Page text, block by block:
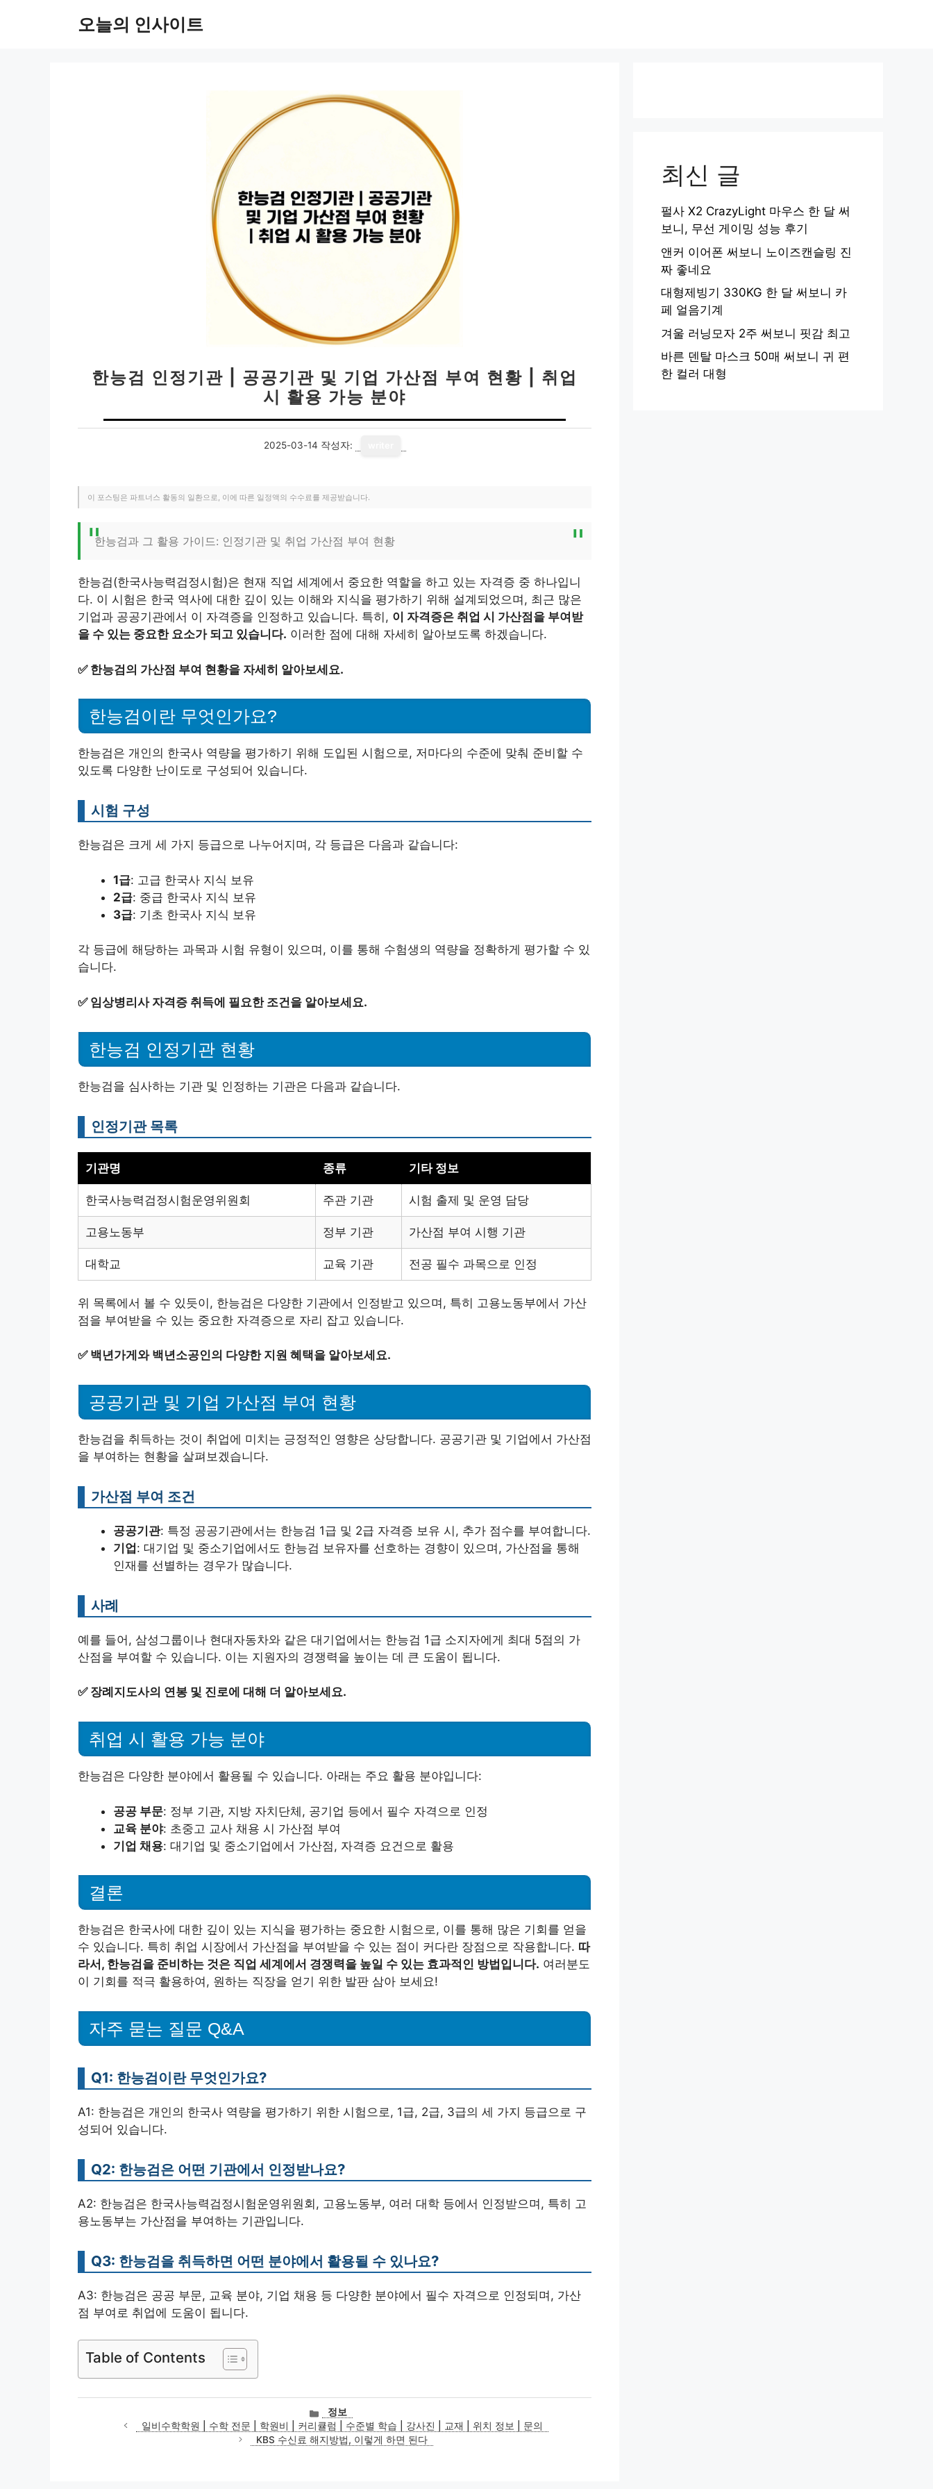
오늘의 인사이트
한능검 인정기관 | 공공기관 및 기업 가산점 부여 현황 | 취업
시 활용 가능 분야
2025-03-14 작성자:
이 포스팅은 파트너스 활동의 일환으로, 이에 따른 일정액의 수수료를 제공받습니다.
한능검과 그 활용 가이드: 인정기관 및 취업 가산점 부여 현황
한능검(한국사능력검정시험)은 현재 직업 세계에서 중요한 역할을 하고 있는 자격증 중 하나입니
다. 이 시험은 한국 역사에 대한 깊이 있는 이해와 지식을 평가하기 위해 설계되었으며, 최근 많은
기업과 공공기관에서 이 자격증을 인정하고 있습니다. 특히, 이 자격증은 취업 시 가산점을 부여받
을 수 있는 중요한 요소가 되고 있습니다. 이러한 점에 대해 자세히 알아보도록 하겠습니다.
✅ 한능검의 가산점 부여 현황을 자세히 알아보세요.
한능검이란 무엇인가요?
한능검은 개인의 한국사 역량을 평가하기 위해 도입된 시험으로, 저마다의 수준에 맞춰 준비할 수
있도록 다양한 난이도로 구성되어 있습니다.
시험 구성
한능검은 크게 세 가지 등급으로 나누어지며, 각 등급은 다음과 같습니다:
1급: 고급 한국사 지식 보유
2급: 중급 한국사 지식 보유
3급: 기초 한국사 지식 보유
각 등급에 해당하는 과목과 시험 유형이 있으며, 이를 통해 수험생의 역량을 정확하게 평가할 수 있
습니다.
✅ 임상병리사 자격증 취득에 필요한 조건을 알아보세요.
한능검 인정기관 현황
한능검을 심사하는 기관 및 인정하는 기관은 다음과 같습니다.
인정기관 목록
기관명 종류 기타 정보
한국사능력검정시험운영위원회 주관 기관 시험 출제 및 운영 담당
고용노동부 정부 기관 가산점 부여 시행 기관
대학교 교육 기관 전공 필수 과목으로 인정
위 목록에서 볼 수 있듯이, 한능검은 다양한 기관에서 인정받고 있으며, 특히 고용노동부에서 가산
점을 부여받을 수 있는 중요한 자격증으로 자리 잡고 있습니다.
✅ 백년가게와 백년소공인의 다양한 지원 혜택을 알아보세요.
공공기관 및 기업 가산점 부여 현황
한능검을 취득하는 것이 취업에 미치는 긍정적인 영향은 상당합니다. 공공기관 및 기업에서 가산점
을 부여하는 현황을 살펴보겠습니다.
가산점 부여 조건
공공기관: 특정 공공기관에서는 한능검 1급 및 2급 자격증 보유 시, 추가 점수를 부여합니다.
기업: 대기업 및 중소기업에서도 한능검 보유자를 선호하는 경향이 있으며, 가산점을 통해
인재를 선별하는 경우가 많습니다.
사례
예를 들어, 삼성그룹이나 현대자동차와 같은 대기업에서는 한능검 1급 소지자에게 최대 5점의 가
산점을 부여할 수 있습니다. 이는 지원자의 경쟁력을 높이는 데 큰 도움이 됩니다.
✅ 장례지도사의 연봉 및 진로에 대해 더 알아보세요.
취업 시 활용 가능 분야
한능검은 다양한 분야에서 활용될 수 있습니다. 아래는 주요 활용 분야입니다:
공공 부문: 정부 기관, 지방 자치단체, 공기업 등에서 필수 자격으로 인정
교육 분야: 초중고 교사 채용 시 가산점 부여
기업 채용: 대기업 및 중소기업에서 가산점, 자격증 요건으로 활용
결론
한능검은 한국사에 대한 깊이 있는 지식을 평가하는 중요한 시험으로, 이를 통해 많은 기회를 얻을
수 있습니다. 특히 취업 시장에서 가산점을 부여받을 수 있는 점이 커다란 장점으로 작용합니다. 따
라서, 한능검을 준비하는 것은 직업 세계에서 경쟁력을 높일 수 있는 효과적인 방법입니다. 여러분도
이 기회를 적극 활용하여, 원하는 직장을 얻기 위한 발판 삼아 보세요!
자주 묻는 질문 Q&A
Q1: 한능검이란 무엇인가요?
A1: 한능검은 개인의 한국사 역량을 평가하기 위한 시험으로, 1급, 2급, 3급의 세 가지 등급으로 구
성되어 있습니다.
Q2: 한능검은 어떤 기관에서 인정받나요?
A2: 한능검은 한국사능력검정시험운영위원회, 고용노동부, 여러 대학 등에서 인정받으며, 특히 고
용노동부는 가산점을 부여하는 기관입니다.
Q3: 한능검을 취득하면 어떤 분야에서 활용될 수 있나요?
A3: 한능검은 공공 부문, 교육 분야, 기업 채용 등 다양한 분야에서 필수 자격으로 인정되며, 가산
점 부여로 취업에 도움이 됩니다.
Table of Contents
카
테
고
정보
일비수학학원 | 수학 전문 | 학원비 | 커리큘럼 | 수준별 학습 | 강사진 | 교재 | 위치 정보 | 문의
KBS 수신료 해지방법, 이렇게 하면 된다
최신 글
펄사 X2 CrazyLight 마우스 한 달 써
보니, 무선 게이밍 성능 후기
앤커 이어폰 써보니 노이즈캔슬링 진
짜 좋네요
대형제빙기 330KG 한 달 써보니 카
페 얼음기계
겨울 러닝모자 2주 써보니 핏감 최고
바른 덴탈 마스크 50매 써보니 귀 편
한 컬러 대형